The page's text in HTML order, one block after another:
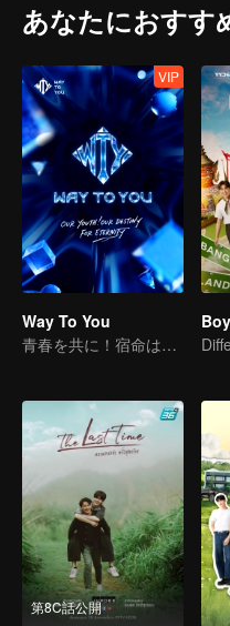
あなたにおすす
VIP
Way To You
青春を共に！宿命は永遠に！
第8C話公開